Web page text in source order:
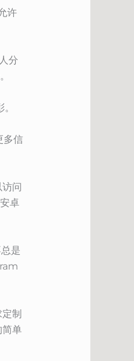
许
分
多信
问
卓
是
制
单